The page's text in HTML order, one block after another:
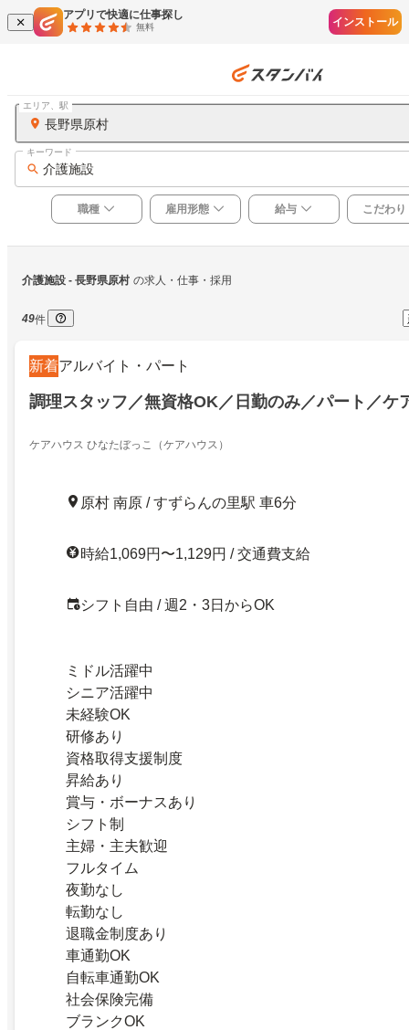
アプリで快適に仕事探し
無料 インストール
長野県原村
エリア、駅
介護施設
キーワード
職種 雇用形態 給与 こだわり
介護施設 - 長野県原村 の求人・仕事・採用
49件
新着アルバイト・パート
調理スタッフ／無資格OK／日勤のみ／パート／ケ
ケアハウス ひなたぼっこ（ケアハウス）
原村 南原 / すずらんの里駅 車6分
時給1,069円〜1,129円 / 交通費支給
シフト自由 / 週2・3日からOK
ミドル活躍中
シニア活躍中
未経験OK
研修あり
資格取得支援制度
昇給あり
賞与・ボーナスあり
シフト制
主婦・主夫歓迎
フルタイム
夜勤なし
転勤なし
退職金制度あり
車通勤OK
自転車通勤OK
社会保険完備
ブランクOK